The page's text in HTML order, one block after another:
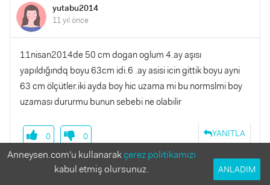
yutabu2014
11 yıl önce
11nisan2014de 50 cm dogan oglum 4.ay aşısı
yapıldığındq boyu 63cm idi.6 .ay asisi icin gittik boyu ayni
63 cm ölçütler.iki ayda boy hic uzama mi bu normslmi boy
uzaması dururmu bunun sebebi ne olabilir
YANITLA
0 0
Anneysen.com'u kullanarakçerez politikamızı
kabul etmiş olursunuz.
ANLADIM